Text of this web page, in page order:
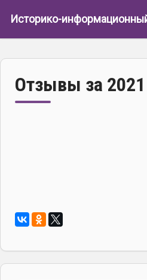
Историко-
Отзывы за 2021